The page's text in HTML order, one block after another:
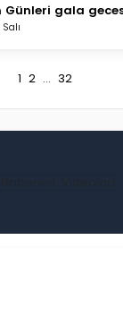
Günleri gala
1 2... 32